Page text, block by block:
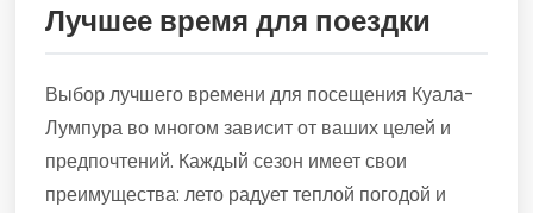
Лучшее время для поездки
Выбор лучшего времени для посещения Куала-
Лумпура во многом зависит от ваших целей и
предпочтений. Каждый сезон имеет свои
преимущества: лето радует теплой погодой и